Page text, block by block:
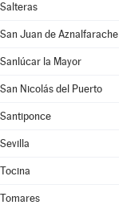
Salteras
San Juan de Aznalfarache
Sanlúcar la Mayor
San Nicolás del Puerto
Santiponce
Sevilla
Tocina
Tomares